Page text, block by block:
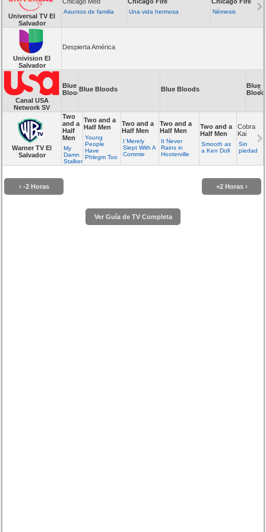
Universal TV El
Salvador
Asuntos de familia Una vida hermosa Némesis
Univision El
Salvador
Despierta América
Canal USA
Network SV
Blue
BloodsBlue Bloods Blue Bloods
Blue
Warner TV El
Salvador
Two
and a
Half
Men
My
Damn
Stalker
Two and a
Half Men
Young
People
Have
Phlegm Too
Two and a
Half Men
I Merely
Slept With A
Commie
Two and a
Half Men
It Never
Rains in
Hooterville
Two and a
Half Men
Smooth as
a Ken Doll
Cobra
Kai
Sin
piedad
‹ -2 Horas +2 Horas ›
Ver Guía de TV Completa